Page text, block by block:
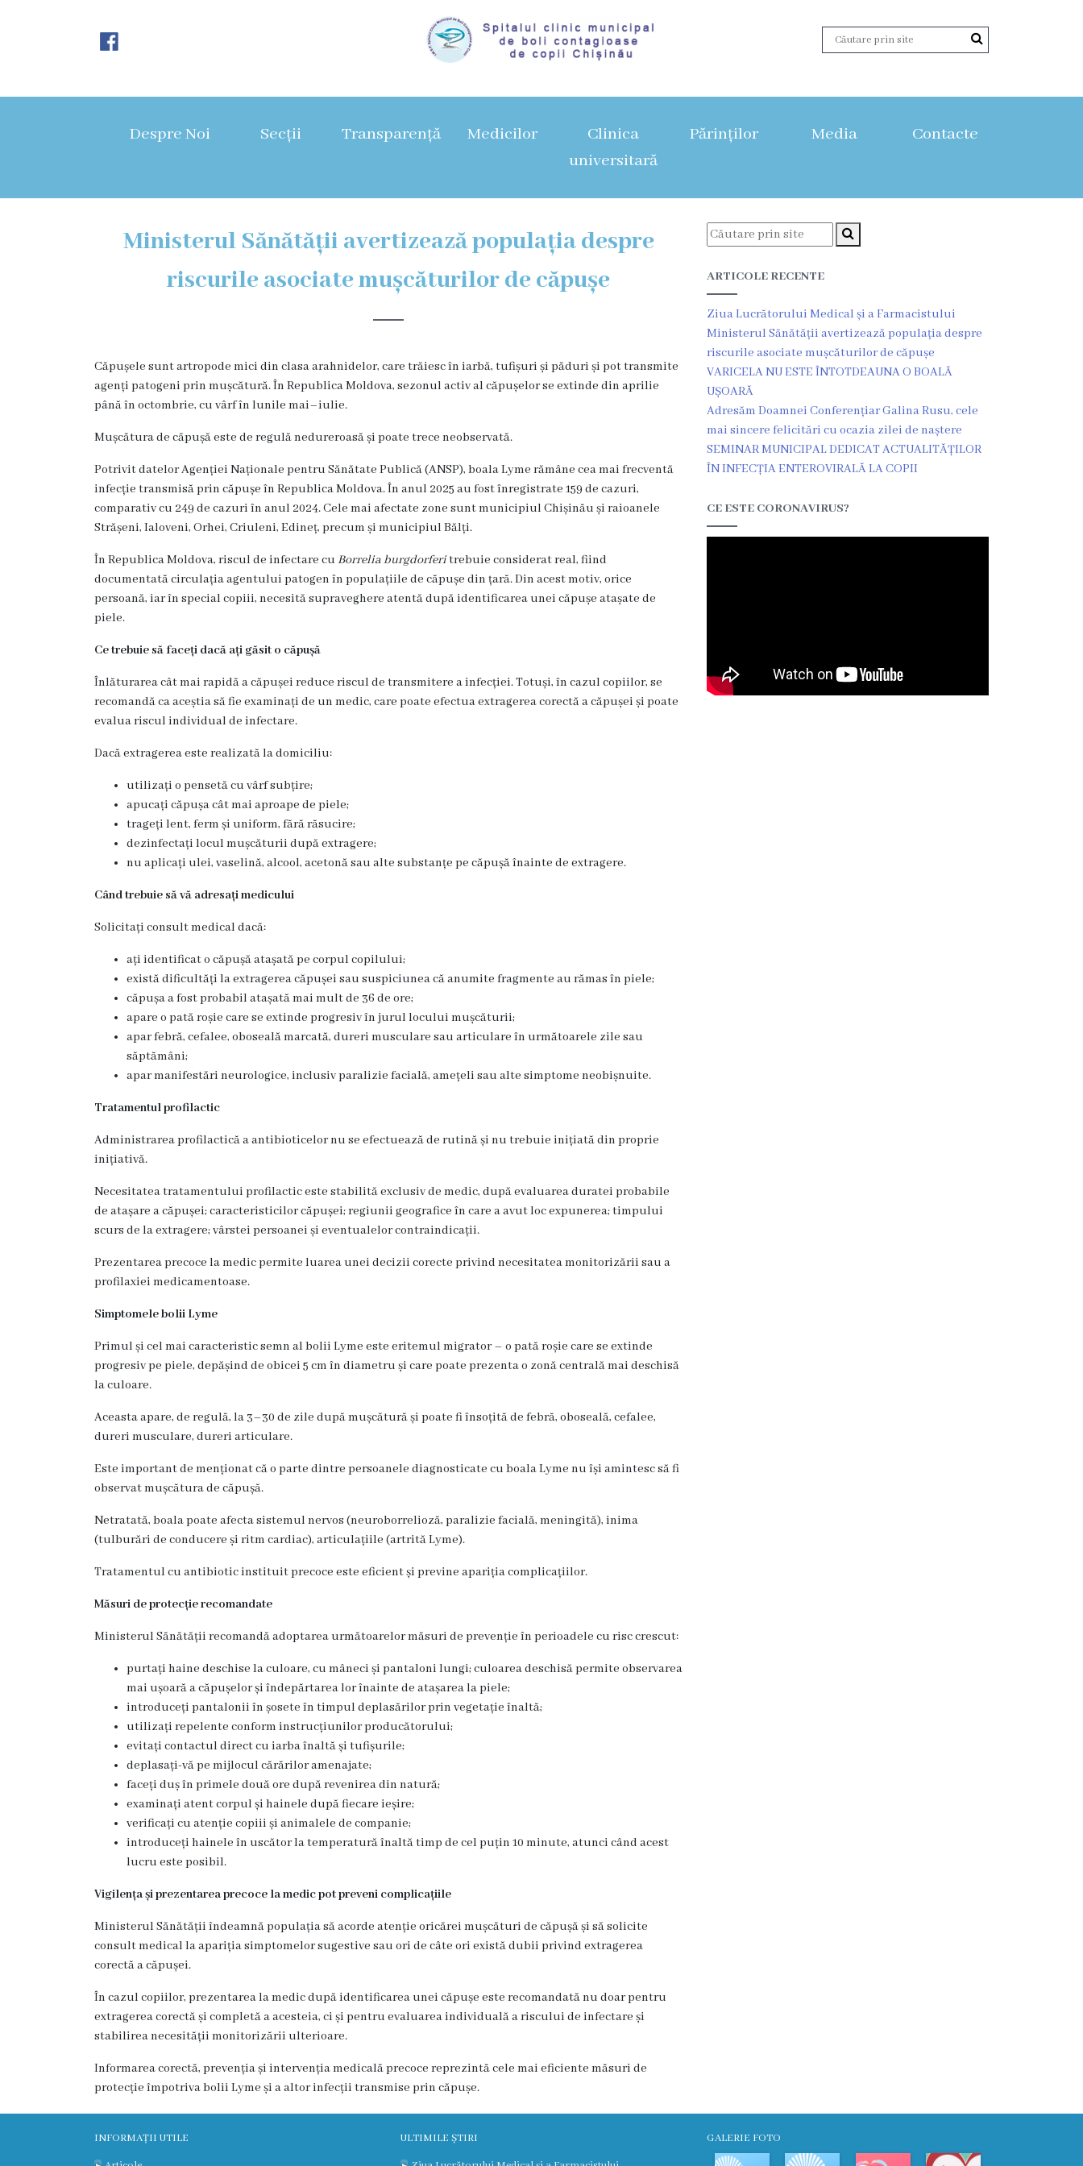
Noi
Vicedirector
Organigrama
vacante
Calitate
Regulamente
terapie
intensivă
reanimare
Laborator
Transparență
Contract
achiziții
Anunțuri
Contracte
colectiv
Donații
Anticorupție
Declarații
răspundere
managerială
Despre Noi Secții Transparență Medicilor
Clinica
universitară
Părinților Media Contacte
Ministerul Sănătății avertizează populația despre
riscurile asociate mușcăturilor de căpușe
Căpușele sunt artropode mici din clasa arahnidelor, care trăiesc în iarbă, tufișuri și păduri și pot transmite
agenți patogeni prin mușcătură. În Republica Moldova, sezonul activ al căpușelor se extinde din aprilie
până în octombrie, cu vârf în lunile mai–iulie.
Mușcătura de căpușă este de regulă nedureroasă și poate trece neobservată.
Potrivit datelor Agenției Naționale pentru Sănătate Publică (ANSP), boala Lyme rămâne cea mai frecventă
infecție transmisă prin căpușe în Republica Moldova. În anul 2025 au fost înregistrate 159 de cazuri,
comparativ cu 249 de cazuri în anul 2024. Cele mai afectate zone sunt municipiul Chișinău și raioanele
Strășeni, Ialoveni, Orhei, Criuleni, Edineț, precum și municipiul Bălți.
În Republica Moldova, riscul de infectare cu Borrelia burgdorferitrebuie considerat real, fiind
documentată circulația agentului patogen în populațiile de căpușe din țară. Din acest motiv, orice
persoană, iar în special copiii, necesită supraveghere atentă după identificarea unei căpușe atașate de
piele.
Ce trebuie să faceți dacă ați găsit o căpușă
Înlăturarea cât mai rapidă a căpușei reduce riscul de transmitere a infecției. Totuși, în cazul copiilor, se
recomandă ca aceștia să fie examinați de un medic, care poate efectua extragerea corectă a căpușei și poate
evalua riscul individual de infectare.
Dacă extragerea este realizată la domiciliu:
utilizați o pensetă cu vârf subțire;
apucați căpușa cât mai aproape de piele;
trageți lent, ferm și uniform, fără răsucire;
dezinfectați locul mușcăturii după extragere;
nu aplicați ulei, vaselină, alcool, acetonă sau alte substanțe pe căpușă înainte de extragere.
Când trebuie să vă adresați medicului
Solicitați consult medical dacă:
ați identificat o căpușă atașată pe corpul copilului;
există dificultăți la extragerea căpușei sau suspiciunea că anumite fragmente au rămas în piele;
căpușa a fost probabil atașată mai mult de 36 de ore;
apare o pată roșie care se extinde progresiv în jurul locului mușcăturii;
apar febră, cefalee, oboseală marcată, dureri musculare sau articulare în următoarele zile sau
săptămâni;
apar manifestări neurologice, inclusiv paralizie facială, amețeli sau alte simptome neobișnuite.
Tratamentul profilactic
Administrarea profilactică a antibioticelor nu se efectuează de rutină și nu trebuie inițiată din proprie
inițiativă.
Necesitatea tratamentului profilactic este stabilită exclusiv de medic, după evaluarea duratei probabile
de atașare a căpușei; caracteristicilor căpușei; regiunii geografice în care a avut loc expunerea; timpului
scurs de la extragere; vârstei persoanei și eventualelor contraindicații.
Prezentarea precoce la medic permite luarea unei decizii corecte privind necesitatea monitorizării sau a
profilaxiei medicamentoase.
Simptomele bolii Lyme
Primul și cel mai caracteristic semn al bolii Lyme este eritemul migrator – o pată roșie care se extinde
progresiv pe piele, depășind de obicei 5 cm în diametru și care poate prezenta o zonă centrală mai deschisă
la culoare.
Aceasta apare, de regulă, la 3–30 de zile după mușcătură și poate fi însoțită de febră, oboseală, cefalee,
dureri musculare, dureri articulare.
Este important de menționat că o parte dintre persoanele diagnosticate cu boala Lyme nu își amintesc să fi
observat mușcătura de căpușă.
Netratată, boala poate afecta sistemul nervos (neuroborrelioză, paralizie facială, meningită), inima
(tulburări de conducere și ritm cardiac), articulațiile (artrită Lyme).
Tratamentul cu antibiotic instituit precoce este eficient și previne apariția complicațiilor.
Măsuri de protecție recomandate
Ministerul Sănătății recomandă adoptarea următoarelor măsuri de prevenție în perioadele cu risc crescut:
purtați haine deschise la culoare, cu mâneci și pantaloni lungi; culoarea deschisă permite observarea
mai ușoară a căpușelor și îndepărtarea lor înainte de atașarea la piele;
introduceți pantalonii în șosete în timpul deplasărilor prin vegetație înaltă;
utilizați repelente conform instrucțiunilor producătorului;
evitați contactul direct cu iarba înaltă și tufișurile;
deplasați-vă pe mijlocul cărărilor amenajate;
faceți duș în primele două ore după revenirea din natură;
examinați atent corpul și hainele după fiecare ieșire;
verificați cu atenție copiii și animalele de companie;
introduceți hainele în uscător la temperatură înaltă timp de cel puțin 10 minute, atunci când acest
lucru este posibil.
Vigilența și prezentarea precoce la medic pot preveni complicațiile
Ministerul Sănătății îndeamnă populația să acorde atenție oricărei mușcături de căpușă și să solicite
consult medical la apariția simptomelor sugestive sau ori de câte ori există dubii privind extragerea
corectă a căpușei.
În cazul copiilor, prezentarea la medic după identificarea unei căpușe este recomandată nu doar pentru
extragerea corectă și completă a acesteia, ci și pentru evaluarea individuală a riscului de infectare și
stabilirea necesității monitorizării ulterioare.
Informarea corectă, prevenția și intervenția medicală precoce reprezintă cele mai eficiente măsuri de
protecție împotriva bolii Lyme și a altor infecții transmise prin căpușe.
ARTICOLE RECENTE
Ziua Lucrătorului Medical și a Farmacistului
Ministerul Sănătății avertizează populația despre
riscurile asociate mușcăturilor de căpușe
VARICELA NU ESTE ÎNTOTDEAUNA O BOALĂ
UȘOARĂ
Adresăm Doamnei Conferențiar Galina Rusu, cele
mai sincere felicitări cu ocazia zilei de naștere
SEMINAR MUNICIPAL DEDICAT ACTUALITĂȚILOR
ÎN INFECȚIA ENTEROVIRALĂ LA COPII
CE ESTE CORONAVIRUS?
INFORMAȚII UTILE
ULTIMILE ȘTIRI
GALERIE FOTO